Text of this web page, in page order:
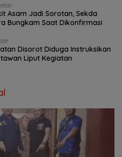
Asam Jadi Sorotan, Sekda
Bungkam Saat Dikonfirmasi
Disorot Diduga Instruksikan
Liput Kegiatan